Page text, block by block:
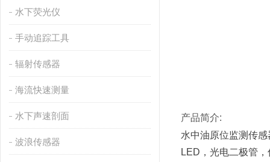
水下荧光仪
手动追踪工具
辐射传感器
海流快速测量
水下声速剖面
波浪传感器
产品简介:
水中油原位监测传
LED，光电二极管